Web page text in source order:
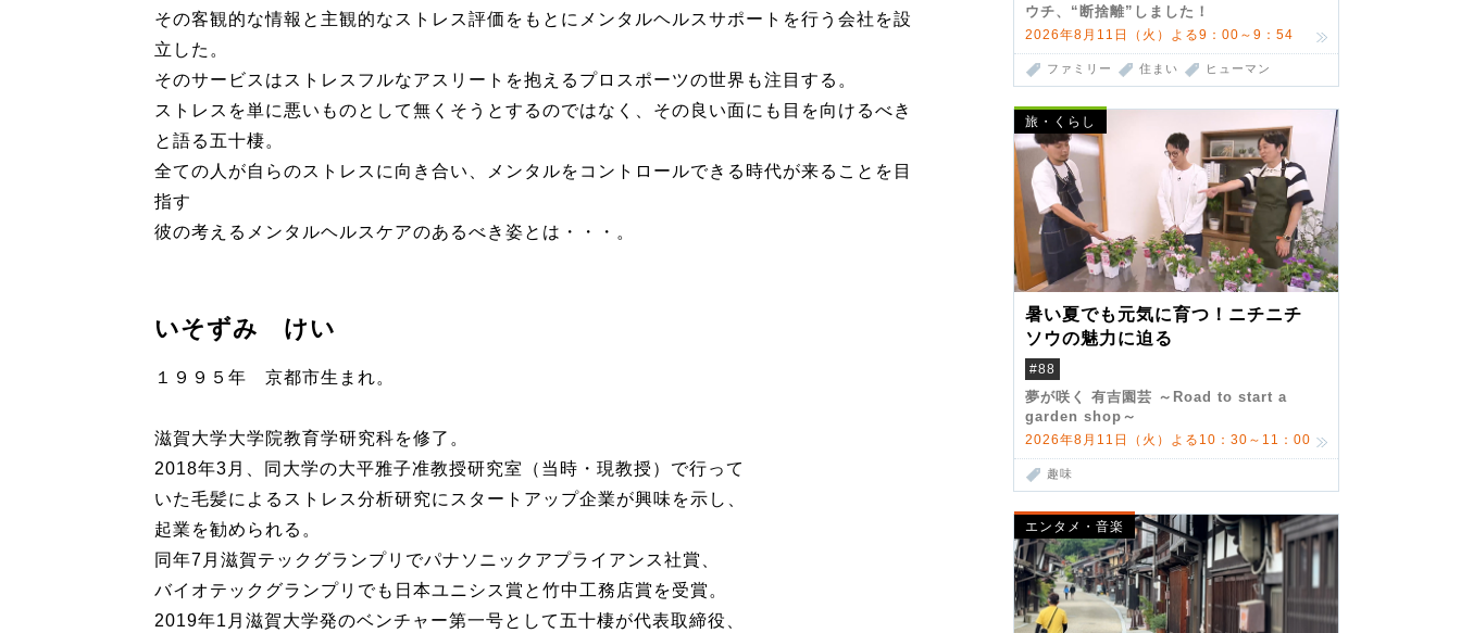
ウチ、“断捨離”しました！
2026年8月11日（火）よる9：00～9：54
ファミリー 住まい ヒューマン
旅・くらし
暑い夏でも元気に育つ！ニチニチ
ソウの魅力に迫る
#88
夢が咲く 有吉園芸 ～Road to start a
garden shop～
2026年8月11日（火）よる10：30～11：00
趣味
エンタメ・音楽
その客観的な情報と主観的なストレス評価をもとにメンタルヘルスサポートを行う会社を設
立した。
そのサービスはストレスフルなアスリートを抱えるプロスポーツの世界も注目する。
ストレスを単に悪いものとして無くそうとするのではなく、その良い面にも目を向けるべき
と語る五十棲。
全ての人が自らのストレスに向き合い、メンタルをコントロールできる時代が来ることを目
指す
彼の考えるメンタルヘルスケアのあるべき姿とは・・・。
いそずみ けい
１９９５年 京都市生まれ。
滋賀大学大学院教育学研究科を修了。
2018年3月、同大学の大平雅子准教授研究室（当時・現教授）で行って
いた毛髪によるストレス分析研究にスタートアップ企業が興味を示し、
起業を勧められる。
同年7月滋賀テックグランプリでパナソニックアプライアンス社賞、
バイオテックグランプリでも日本ユニシス賞と竹中工務店賞を受賞。
2019年1月滋賀大学発のベンチャー第一号として五十棲が代表取締役、